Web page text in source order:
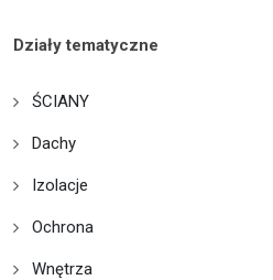
Działy tematyczne
ŚCIANY
Dachy
Izolacje
Ochrona
Wnętrza